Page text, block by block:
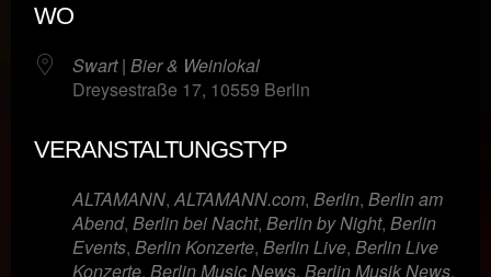
WO
Swart | Bier & Weinlokal
Dreysestraße 17, 10559 Berlin
VERANSTALTUNGSTYP
ALTAMANN,ALTAMANN.com, Berlin, Berlin am
Abend, Berlin bei Nacht, Berlin by Night, Berlin
Events, Berlin Konzerte, Berlin Live, Berlin Live
Konzerte, Berlin Music News, Berlin Musik News,